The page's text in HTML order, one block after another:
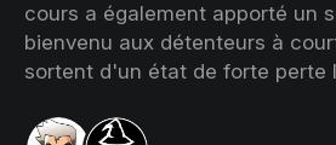
cours a également apporté un
bienvenu aux détenteurs à
sortent d'un état de forte perte